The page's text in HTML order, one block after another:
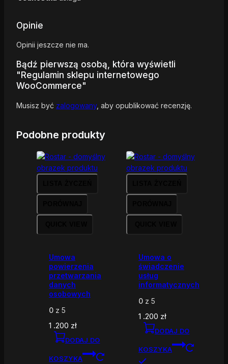
Opinie
Opinii jeszcze nie ma.
Bądź pierwszą osobą, która wyświetli
"Regulamin sklepu internetowego
WooCommerce"
Musisz być zalogowany, aby opublikować recenzję.
Podobne produkty
Umowa
powierzenia
przetwarzania
danych
osobowych
0 z 5
1 .200 zł
DODAJ DO
KOSZYKA
Umowa o
świadczenie
usług
informatycznych
0 z 5
1 .200 zł
DODAJ DO
KOSZYKA